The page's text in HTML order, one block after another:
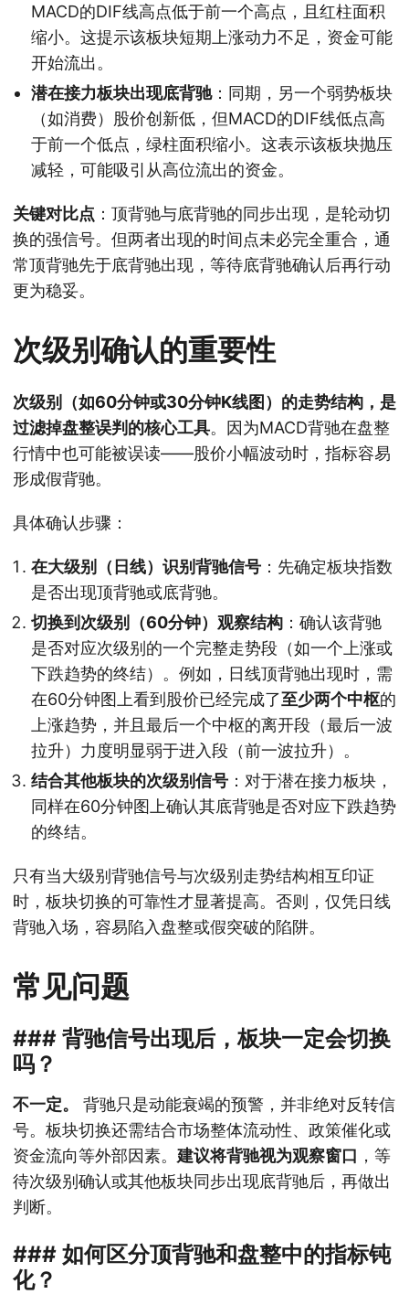
MACD的DIF线高点低于前一个高点，且红柱面积
缩小。这提示该板块短期上涨动力不足，资金可能
开始流出。
潜在接力板块出现底背驰：同期，另一个弱势板块
（如消费）股价创新低，但MACD的DIF线低点高
于前一个低点，绿柱面积缩小。这表示该板块抛压
减轻，可能吸引从高位流出的资金。
关键对比点 ：顶背驰与底背驰的同步出现，是轮动切
换的强信号。但两者出现的时间点未必完全重合，通
常顶背驰先于底背驰出现，等待底背驰确认后再行动
更为稳妥。
次级别确认的重要性
次级别（如60分钟或30分钟K线图）的走势结构，是
过滤掉盘整误判的核心工具。因为MACD背驰在盘整
行情中也可能被误读——股价小幅波动时，指标容易
形成假背驰。
具体确认步骤：
在大级别（日线）识别背驰信号 ：先确定板块指数
是否出现顶背驰或底背驰。
切换到次级别（60分钟）观察结构 ：确认该背驰
是否对应次级别的一个完整走势段（如一个上涨或
下跌趋势的终结）。例如，日线顶背驰出现时，需
在60分钟图上看到股价已经完成了至少两个中枢的
上涨趋势，并且最后一个中枢的离开段（最后一波
拉升）力度明显弱于进入段（前一波拉升）。
结合其他板块的次级别信号 ：对于潜在接力板块，
同样在60分钟图上确认其底背驰是否对应下跌趋势
的终结。
只有当大级别背驰信号与次级别走势结构相互印证
时，板块切换的可靠性才显著提高。否则，仅凭日线
背驰入场，容易陷入盘整或假突破的陷阱。
常见问题
### 背驰信号出现后，板块一定会切换
吗？
不一定。
背驰只是动能衰竭的预警，并非绝对反转信
号。板块切换还需结合市场整体流动性、政策催化或
资金流向等外部因素。 建议将背驰视为观察窗口 ，等
待次级别确认或其他板块同步出现底背驰后，再做出
判断。
### 如何区分顶背驰和盘整中的指标钝
化？